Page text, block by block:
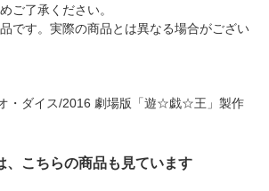
ご了承ください。
です。実際の商品とは異なる場合がござい
・ダイス/2016 劇場版「遊☆戯☆王」製作
、こちらの商品も見ています